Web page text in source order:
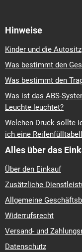
Hinweise
Kinder und die
Was bestimmt den
Was bestimmt den
Was ist das ABS-
Leuchte leuchtet?
Welchen Druck sollte
ich eine
Alles über das
Über den Einkauf
Zusätzliche
Allgemeine
Widerrufsrecht
Versand- und
Datenschutz